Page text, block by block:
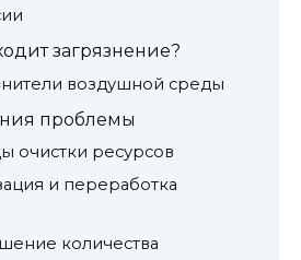
загрязнение?
воздушной среды
проблемы
очистки ресурсов
и переработка
количества